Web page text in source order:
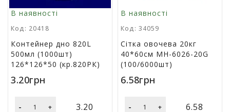
В наявності
Код: 20418
Контейнер дно 820L
500мл (1000шт)
126*126*50 (кр.820РК)
3.20грн
- + 3.20
В наявності
Код: 34059
Сітка овочева 20кг
40*60см MH-6026-20G
(100/6000шт)
6.58грн
- + 6.58